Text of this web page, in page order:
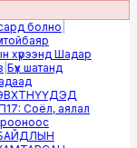
болно|
Шадар
шатанд
Соёл, аялал